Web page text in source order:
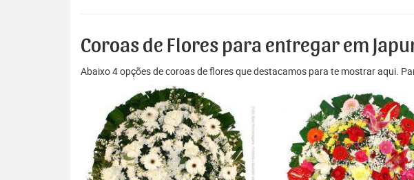
Coroas de Flores para entregar em
Abaixo 4 opções de coroas de flores que destacamos para te mostrar aqui.